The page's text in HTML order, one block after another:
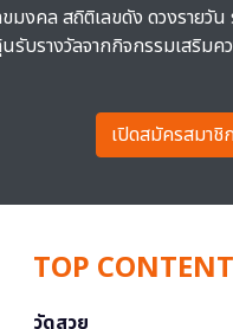
ขมงคล สถิติเลขดัง ดวงรายวั
รับรางวัลจากกิจกรรมเสริม
เปิดสมัครสมาชิ
TOP CONTENT
วัดสวย